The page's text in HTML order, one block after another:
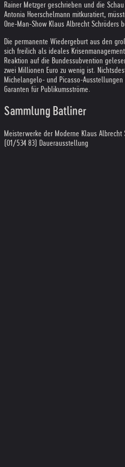
Rainer Metzger geschrieben und die
Antonia Hoerschelmann mitkuratiert,
One-Man-Show Klaus Albrecht Schröders
Die permanente Wiedergeburt aus den
sich freilich als ideales
Reaktion auf die Bundessubvention
zwei Millionen Euro zu wenig ist.
Michelangelo- und Picasso-
Garanten für Publikumsströme.
Sammlung Batliner
Meisterwerke der Moderne Klaus
(01/534 83) Dauerausstellung